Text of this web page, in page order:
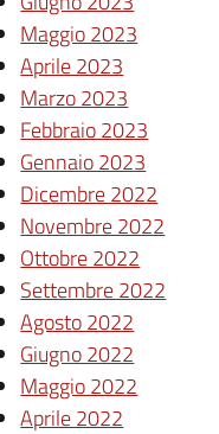
Maggio 2023
Aprile 2023
Marzo 2023
Febbraio 2023
Gennaio 2023
Dicembre 2022
Novembre 2022
Ottobre 2022
Settembre 2022
Agosto 2022
Giugno 2022
Maggio 2022
Aprile 2022